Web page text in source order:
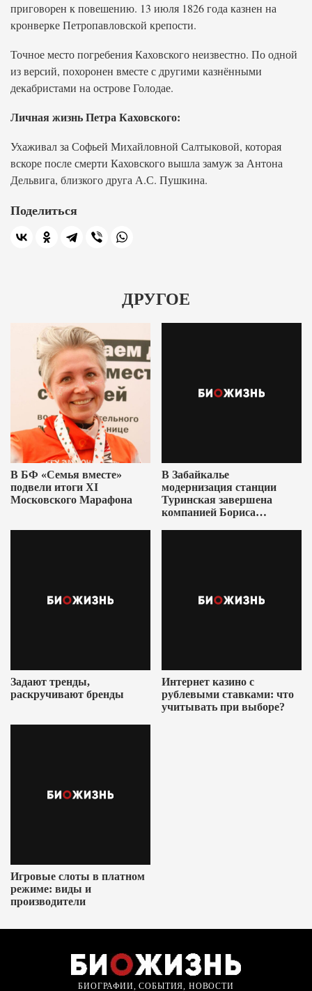
приговорен к повешению. 13 июля 1826 года казнен на
кронверке Петропавловской крепости.
Точное место погребения Каховского неизвестно. По одной
из версий, похоронен вместе с другими казнёнными
декабристами на острове Голодае.
Личная жизнь Петра Каховского:
Ухаживал за Софьей Михайловной Салтыковой, которая
вскоре после смерти Каховского вышла замуж за Антона
Дельвига, близкого друга А.С. Пушкина.
Поделиться
ДРУГОЕ
В БФ «Семья вместе»
подвели итоги XI
Московского Марафона
В Забайкалье
модернизация станции
Туринская завершена
компанией Бориса
Задают тренды,
раскручивают бренды
Интернет казино с
рублевыми ставками: что
учитывать при выборе?
Игровые слоты в платном
режиме: виды и
производители
БИОГРАФИИ, СОБЫТИЯ, НОВОСТИ